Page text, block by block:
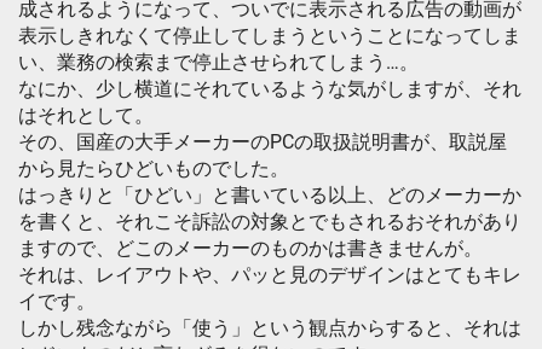
成されるようになって、ついでに表示される広告の動画が
表示しきれなくて停止してしまうということになってしま
い、業務の検索まで停止させられてしまう…。
なにか、少し横道にそれているような気がしますが、それ
はそれとして。
その、国産の大手メーカーのPCの取扱説明書が、取説屋
から見たらひどいものでした。
はっきりと「ひどい」と書いている以上、どのメーカーか
を書くと、それこそ訴訟の対象とでもされるおそれがあり
ますので、どこのメーカーのものかは書きませんが。
それは、レイアウトや、パッと見のデザインはとてもキレ
イです。
しかし残念ながら「使う」という観点からすると、それは